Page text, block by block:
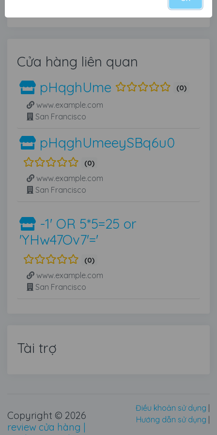
Cửa hàng liên quan
pHqghUme
(0)
www.example.com
San Francisco
pHqghUmeeySBq6u0
(0)
www.example.com
San Francisco
-1' OR 5*5=25 or
'YHw47Ov7'='
(0)
www.example.com
San Francisco
Tài trợ
Copyright © 2026
review cửa hàng |
Điều khoản sử dụng |
Hướng dẫn sử dụng |